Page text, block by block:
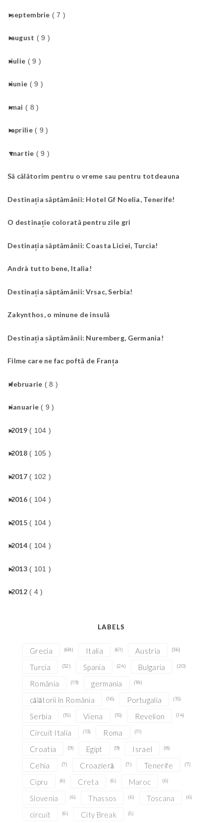
►
septembrie ( 7 )
►
august ( 9 )
►
iulie ( 9 )
►
iunie ( 9 )
►
mai ( 8 )
►
aprilie ( 9 )
▼
martie ( 9 )
Să călătorim pentru o vreme sau pentru totdeauna
Destinația săptămânii: Hotel Gf Noelia, Tenerife!
O destinație colorată pentru zile gri
Destinația săptămânii: Coasta Liciei, Turcia!
Andrà tutto bene, Italia!
Destinația săptămânii: Vrsac, Serbia!
Zakynthos, o minune de insulă
Destinația săptămânii: Nuremberg, Germania!
Filme care ne fac poftă de Franța
►
februarie ( 8 )
►
ianuarie ( 9 )
►
2019 ( 104 )
►
2018 ( 105 )
►
2017 ( 102 )
►
2016 ( 104 )
►
2015 ( 104 )
►
2014 ( 104 )
►
2013 ( 101 )
►
2012 ( 4 )
LABELS
Grecia (68) Italia (61) Austria (36)
Turcia (32) Spania (24) Bulgaria (20)
România (19) germania (18)
călătorii în România (16) Portugalia (15)
Serbia (15) Viena (15) Revelion (14)
Circuit Italia (13) Roma (11)
Croatia (9) Egipt (9) Israel (8)
Cehia (7) Croazieră (7) Tenerife (7)
Cipru (6) Creta (6) Maroc (6)
Slovenia (6) Thassos (6) Toscana (6)
circuit (6) City Break (5)